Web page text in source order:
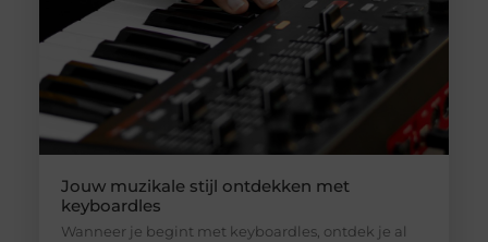
Jouw muzikale stijl ontdekken met
keyboardles
Wanneer je begint met keyboardles, ontdek je al